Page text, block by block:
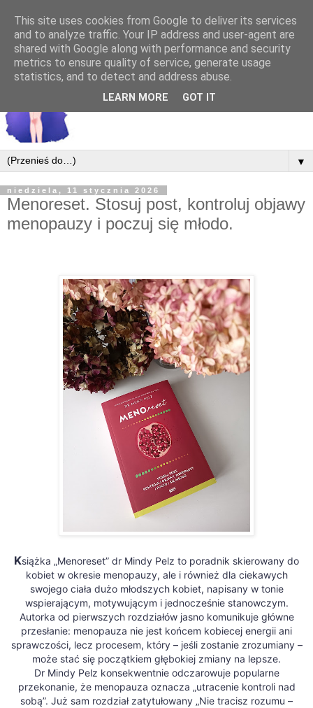
▼
niedziela, 11 stycznia 2026
Menoreset. Stosuj post, kontroluj objawy
menopauzy i poczuj się młodo.
Książka „Menoreset” dr Mindy Pelz to poradnik skierowany do
kobiet w okresie menopauzy, ale i również dla ciekawych
swojego ciała dużo młodszych kobiet, napisany w tonie
wspierającym, motywującym i jednocześnie stanowczym.
Autorka od pierwszych rozdziałów jasno komunikuje główne
przesłanie: menopauza nie jest końcem kobiecej energii ani
sprawczości, lecz procesem, który – jeśli zostanie zrozumiany –
może stać się początkiem głębokiej zmiany na lepsze.
Dr Mindy Pelz konsekwentnie odczarowuje popularne
przekonanie, że menopauza oznacza „utracenie kontroli nad
sobą”. Już sam rozdział zatytułowany „Nie tracisz rozumu –
This site uses cookies from Google to deliver its services
and to analyze traffic. Your IP address and user-agent are
shared with Google along with performance and security
metrics to ensure quality of service, generate usage
statistics, and to detect and address abuse.
LEARN MORE GOT IT